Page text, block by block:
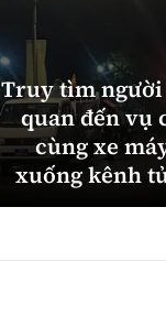
Truy tìm
quan đến vụ
cùng xe
xuống kênh